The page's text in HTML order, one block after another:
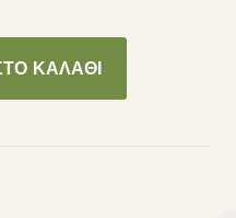
ΚΑΛΆΘΙ